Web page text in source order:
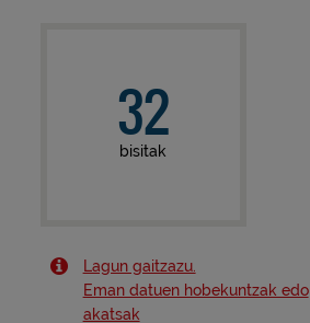
32
bisitak
Lagun gaitzazu.
Eman datuen hobekuntzak edo
akatsak